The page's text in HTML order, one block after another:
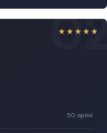
★★★★★
50 opinii